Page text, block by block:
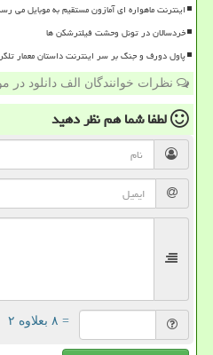
اینترنت ماهواره ای آمازون مستقیم به موبایل می
خردسالان در تونل وحشت فیلترشکن ها
پاول دورف و جنگ بر سر اینترنت داستان معمار
نظرات خوانندگان الف دانلود در
لطفا شما همنظر دهید
= ۸ بعلاوه ۲